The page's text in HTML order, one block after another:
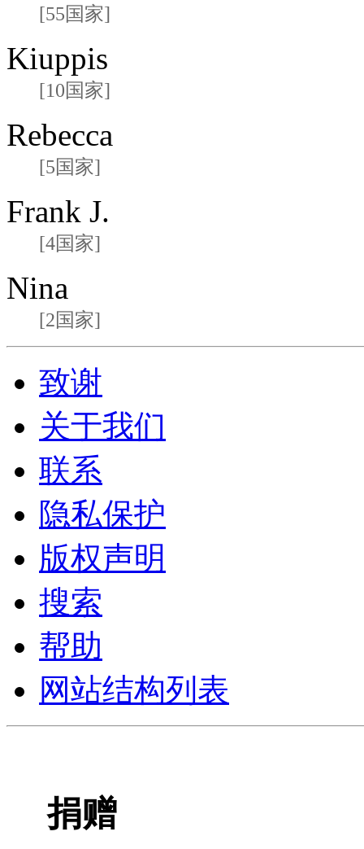
[55国家]
Kiuppis
[10国家]
Rebecca
[5国家]
Frank J.
[4国家]
Nina
[2国家]
致谢
关于我们
联系
隐私保护
版权声明
搜索
帮助
网站结构列表
捐赠